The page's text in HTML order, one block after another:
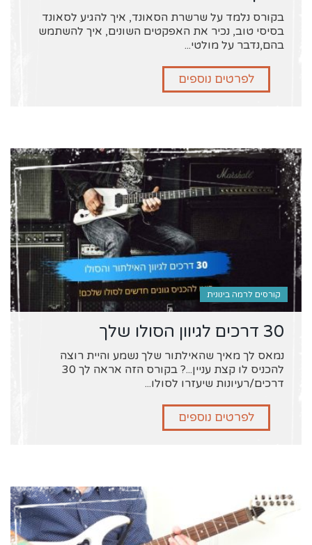
בקורס נלמד על שרשרת הסאונד, איך להגיע לסאונד
בסיסי טוב, נכיר את האפקטים השונים, איך להשתמש
בהם,נדבר על מולטי...
לפרטים נוספים
קורסים לרמה בינונית
30 דרכים לגיוון הסולו שלך
נמאס לך מאיך שהאילתור שלך נשמע והיית רוצה
להכניס לו קצת עניין...? בקורס הזה אראה לך 30
דרכים/רעיונות שיעזרו לסולו...
לפרטים נוספים